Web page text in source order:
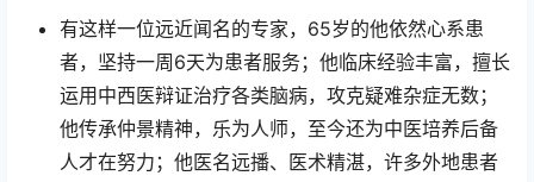
有这样一位远近闻名的专家，65岁的他依然心系患
者，坚持一周6天为患者服务；他临床经验丰富，擅长
运用中西医辩证治疗各类脑病，攻克疑难杂症无数；
他传承仲景精神，乐为人师，至今还为中医培养后备
人才在努力；他医名远播、医术精湛，许多外地患者